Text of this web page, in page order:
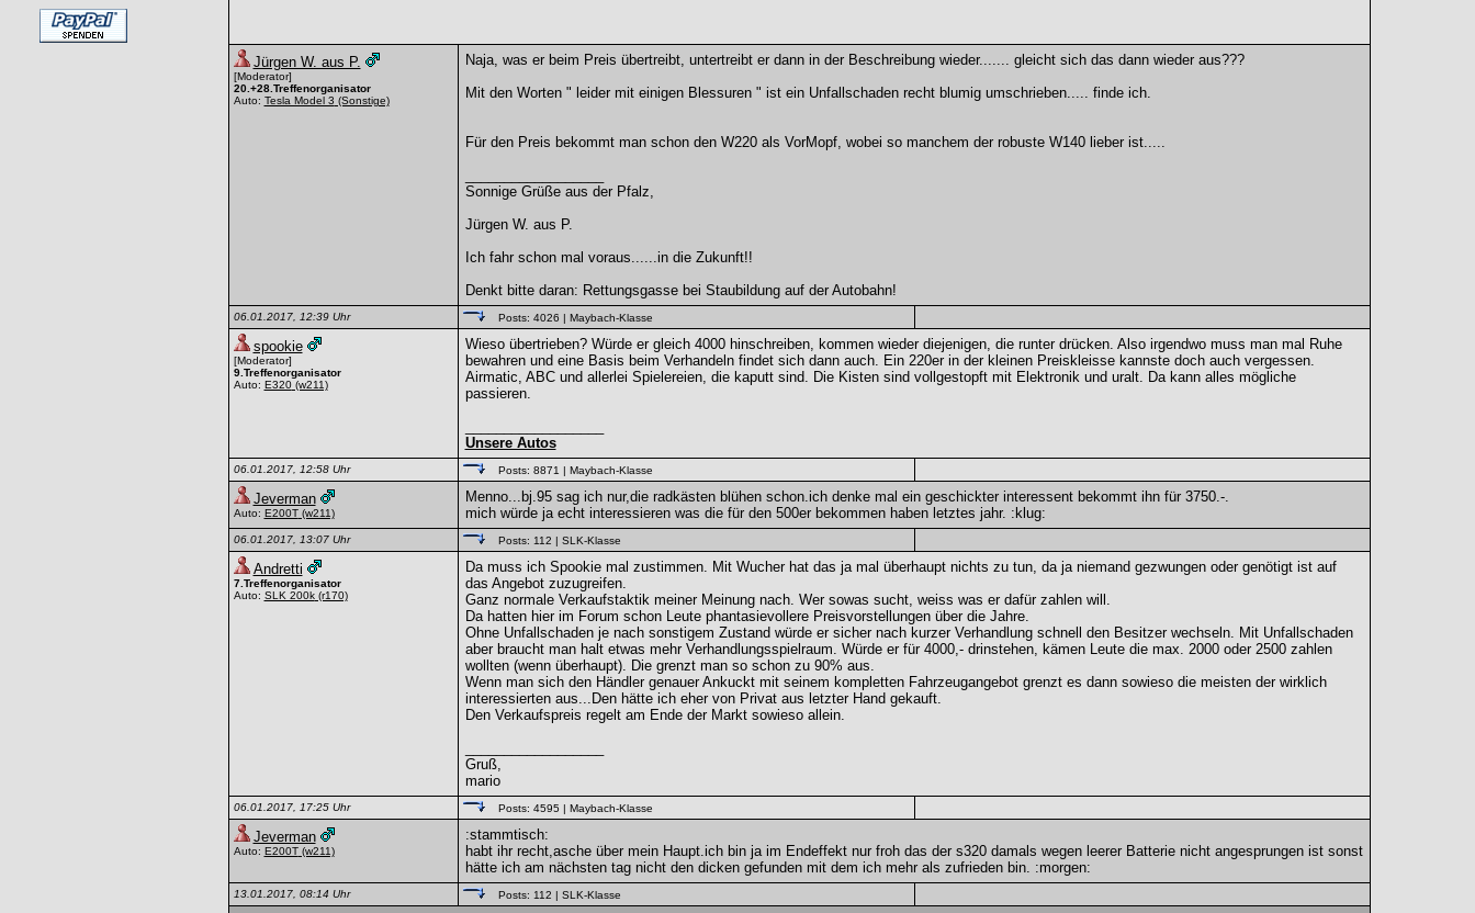
Jürgen W. aus P.
[Moderator]
20.+28.Treffenorganisator
Auto: Tesla Model 3 (Sonstige)
Naja, was er beim Preis übertreibt, untertreibt er dann in der Beschreibung wieder....... gleicht sich das dann wieder aus???
Mit den Worten " leider mit einigen Blessuren " ist ein Unfallschaden recht blumig umschrieben..... finde ich.
Für den Preis bekommt man schon den W220 als VorMopf, wobei so manchem der robuste W140 lieber ist.....
Sonnige Grüße aus der Pfalz,
Jürgen W. aus P.
Ich fahr schon mal voraus......in die Zukunft!!
Denkt bitte daran: Rettungsgasse bei Staubildung auf der Autobahn!
06.01.2017, 12:39 Uhr Posts: 4026 | Maybach-Klasse
spookie
[Moderator]
9.Treffenorganisator
Auto: E320(w211)
Wieso übertrieben? Würde er gleich 4000 hinschreiben, kommen wieder diejenigen, die runter drücken. Also irgendwo muss man mal Ruhe
bewahren und eine Basis beim Verhandeln findet sich dann auch. Ein 220er in der kleinen Preiskleisse kannste doch auch vergessen.
Airmatic, ABC und allerlei Spielereien, die kaputt sind. Die Kisten sind vollgestopft mit Elektronik und uralt. Da kann alles mögliche
passieren.
Unsere Autos
06.01.2017, 12:58 Uhr Posts: 8871 | Maybach-Klasse
Jeverman
Auto: E200T(w211)
Menno...bj.95 sag ich nur,die radkästen blühen schon.ich denke mal ein geschickter interessent bekommt ihn für 3750.-.
mich würde ja echt interessieren was die für den 500er bekommen haben letztes jahr. :klug:
06.01.2017, 13:07 Uhr Posts: 112 | SLK-Klasse
Andretti
7.Treffenorganisator
Auto: SLK 200k(r170)
Da muss ich Spookie mal zustimmen. Mit Wucher hat das ja mal überhaupt nichts zu tun, da ja niemand gezwungen oder genötigt ist auf
das Angebot zuzugreifen.
Ganz normale Verkaufstaktik meiner Meinung nach. Wer sowas sucht, weiss was er dafür zahlen will.
Da hatten hier im Forum schon Leute phantasievollere Preisvorstellungen über die Jahre.
Ohne Unfallschaden je nach sonstigem Zustand würde er sicher nach kurzer Verhandlung schnell den Besitzer wechseln. Mit Unfallschaden
aber braucht man halt etwas mehr Verhandlungsspielraum. Würde er für 4000,- drinstehen, kämen Leute die max. 2000 oder 2500 zahlen
wollten (wenn überhaupt). Die grenzt man so schon zu 90% aus.
Wenn man sich den Händler genauer Ankuckt mit seinem kompletten Fahrzeugangebot grenzt es dann sowieso die meisten der wirklich
interessierten aus...Den hätte ich eher von Privat aus letzter Hand gekauft.
Den Verkaufspreis regelt am Ende der Markt sowieso allein.
Gruß,
mario
06.01.2017, 17:25 Uhr Posts: 4595 | Maybach-Klasse
Jeverman
Auto: E200T(w211)
:stammtisch:
habt ihr recht,asche über mein Haupt.ich bin ja im Endeffekt nur froh das der s320 damals wegen leerer Batterie nicht angesprungen ist sonst
hätte ich am nächsten tag nicht den dicken gefunden mit dem ich mehr als zufrieden bin. :morgen:
13.01.2017, 08:14 Uhr Posts: 112 | SLK-Klasse